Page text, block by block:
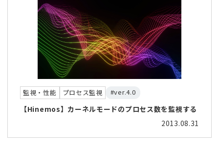
監視・性能 プロセス監視 #ver.4.0
【Hinemos】カーネルモードのプロセス数を監視する
2013.08.31